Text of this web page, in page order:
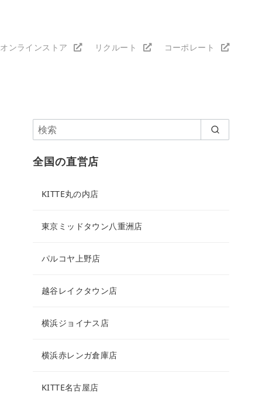
オンラインストア リクルート コーポレート
全国の直営店
KITTE丸の内店
東京ミッドタウン八重洲店
パルコヤ上野店
越谷レイクタウン店
横浜ジョイナス店
横浜赤レンガ倉庫店
KITTE名古屋店